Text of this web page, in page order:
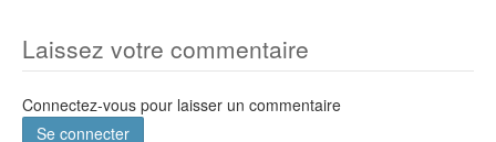
Laissez votre commentaire
Connectez-vous pour laisser un commentaire
Se connecter